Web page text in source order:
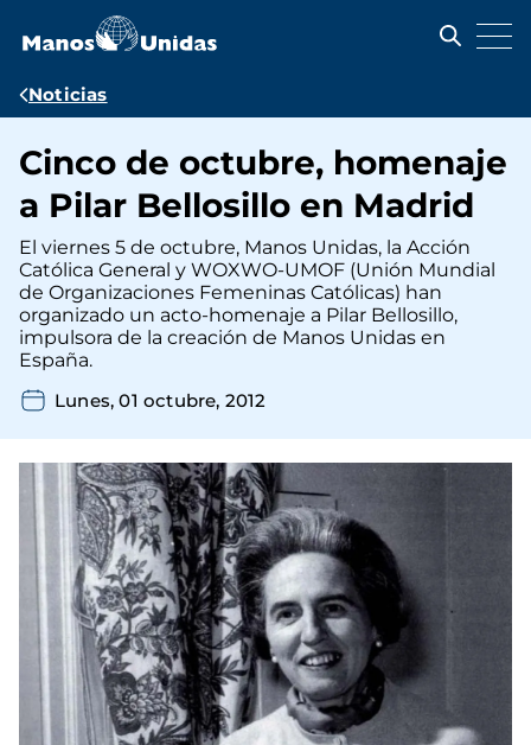
contenido
Ruta
navegación
Noticias
Cinco de octubre, homenaje
a Pilar Bellosillo en Madrid
El viernes 5 de octubre, Manos Unidas, la Acción
Católica General y WOXWO-UMOF (Unión Mundial
de Organizaciones Femeninas Católicas) han
organizado un acto-homenaje a Pilar Bellosillo,
impulsora de la creación de Manos Unidas en
España.
Lunes, 01 octubre, 2012